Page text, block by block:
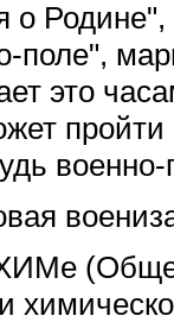
Родине",
поле",
это
военно-